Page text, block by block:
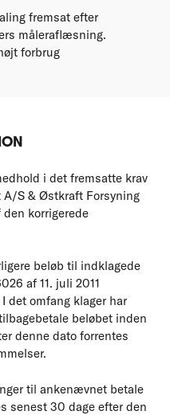
fremsat efter
måleraflæsning.
forbrug
i det fremsatte krav
S & Østkraft Forsyning
korrigerede
beløb til indklagede
af 11. juli 2011
det omfang klager har
beløbet inden
denne dato forrentes
til ankenævnet betale
senest 30 dage efter den